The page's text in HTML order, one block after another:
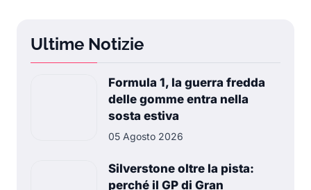
Ultime Notizie
Formula 1, la guerra fredda
delle gomme entra nella
sosta estiva
05 Agosto 2026
Silverstone oltre la pista:
perché il GP di Gran